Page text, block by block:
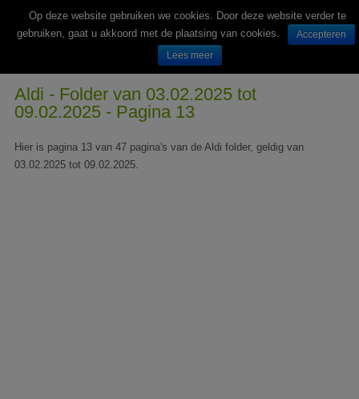
Wekelijks nieuwe folders van Nederlandse supermarkten en winkels
Aldi - Folder van 03.02.2025 tot
09.02.2025 - Pagina 13
Hier is pagina 13 van 47 pagina's van de Aldi folder, geldig van
03.02.2025 tot 09.02.2025.
Op deze website gebruiken we cookies. Door deze website verder te
gebruiken, gaat u akkoord met de plaatsing van cookies.
Accepteren
Lees meer